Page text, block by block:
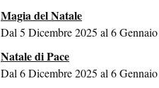
Magia del Natale
Dal 5 Dicembre 2025 al 6
Natale di Pace
Dal 6 Dicembre 2025 al 6